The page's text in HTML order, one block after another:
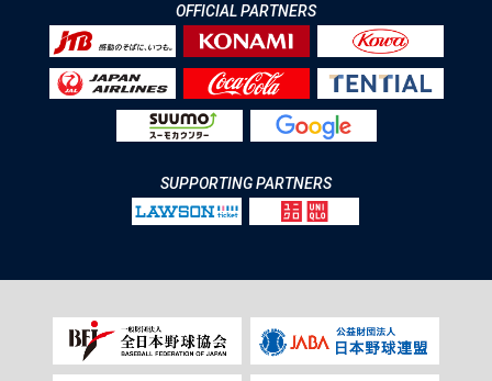
OFFICIAL PARTNERS
SUPPORTING PARTNERS